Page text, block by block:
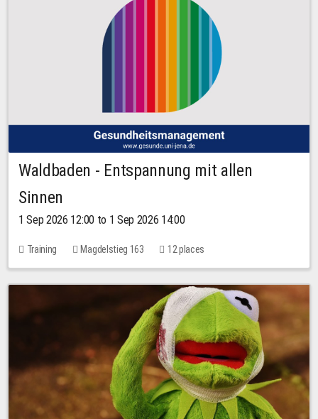
Waldbaden - Entspannung mit allen
Sinnen
1 Sep 2026 12:00 to 1 Sep 2026 14:00
Training Magdelstieg 163 12 places